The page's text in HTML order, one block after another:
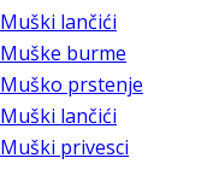
Muški lančići
Muške burme
Muško prstenje
Muški lančići
Muški privesci